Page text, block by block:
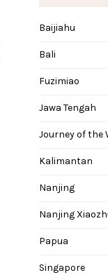
Baijiahu
Bali
Fuzimiao
Jawa Tengah
Journey of the
Kalimantan
Nanjing
Nanjing
Papua
Singapore